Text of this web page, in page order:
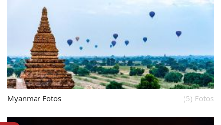
Myanmar Fotos (5) Fotos